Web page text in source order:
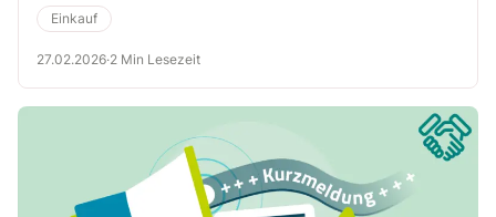
Einkauf
27.02.2026·2 Min Lesezeit